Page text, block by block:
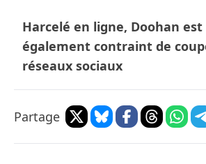
Harcelé en ligne, Doohan est
également contraint de
réseaux sociaux
Partage